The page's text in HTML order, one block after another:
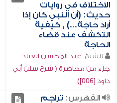
الاختلاف في روايات
حديث: (أن النبي كان إذا
أراد حاجة...) , كيفية
التكشف عند قضاء
الحاجة
للشيخ: عبد المحسن العباد
جزء من محاضرة ( شرح سنن أبي
داود [006])
الفهرس: تراجم